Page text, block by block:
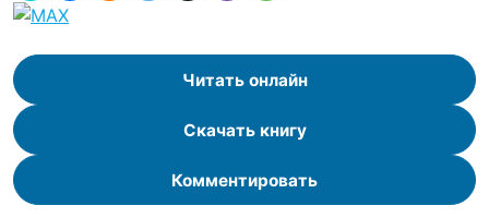
Читать онлайн
Скачать книгу
Комментировать